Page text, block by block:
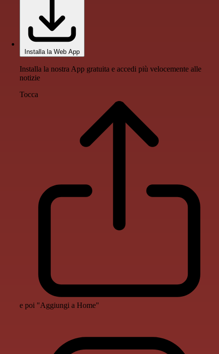
Installa la Web App
Installa la nostra App gratuita e accedi più velocemente alle
notizie
Tocca
e poi "Aggiungi a Home"